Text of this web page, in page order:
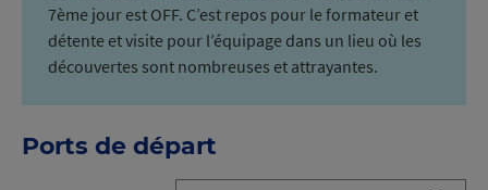
7ème jour est OFF. C’est repos pour le formateur et
détente et visite pour l’équipage dans un lieu où les
découvertes sont nombreuses et attrayantes.
Ports de départ